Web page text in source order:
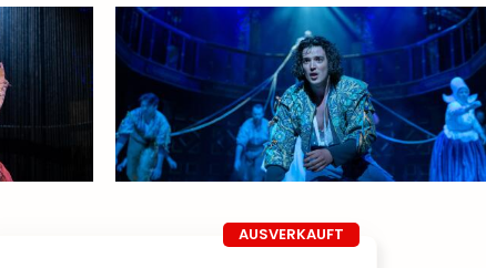
AUSVERKAUFT